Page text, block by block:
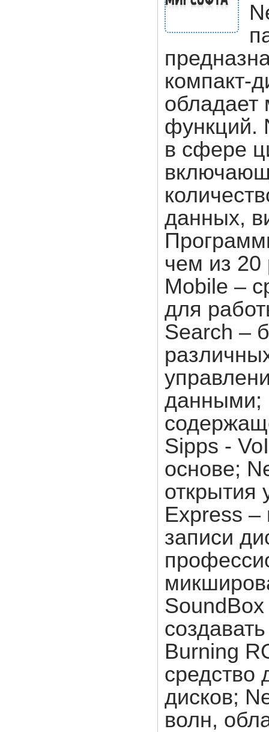
компакт-
обладает
функций.
в сфере
данных,
чем из 20
Mobile –
для
Search –
данными;
Sipps -
основе;
открытия
Express
записи
Burning
средство
дисков;
волн,